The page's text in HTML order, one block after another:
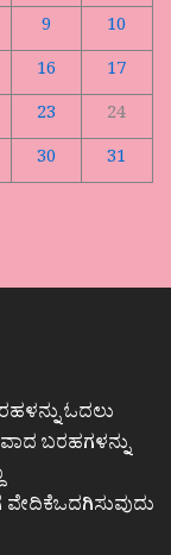
9
10
16
17
23
24
30 31
ಓದಲು
ಬರಹಗಳನ್ನು